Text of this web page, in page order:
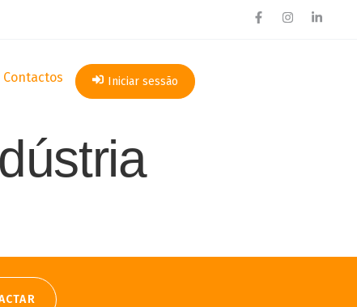
Iniciar sessão
Contactos